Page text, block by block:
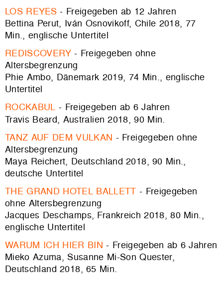
LOS REYES - Freigegeben ab 12 Jahren
Bettina Perut, Iván Osnovikoff, Chile 2018, 77
Min., englische Untertitel
REDISCOVERY- Freigegeben ohne
Altersbegrenzung
Phie Ambo, Dänemark 2019, 74 Min., englische
Untertitel
ROCKABUL - Freigegeben ab 6 Jahren
Travis Beard, Australien 2018, 90 Min
TANZ AUF DEM VULKAN - Freigegeben ohne
Altersbegrenzung
Maya Reichert, Deutschland 2018, 90 Min.,
deutsche Untertitel
THE GRAND HOTEL BALLETT - Freigegeben
ohne Altersbegrenzung
Jacques Deschamps, Frankreich 2018, 80 Min.,
englische Untertitel
WARUM ICH HIER BIN - Freigegeben ab 6 Jahren
Mieko Azuma, Susanne Mi-Son Quester,
Deutschland 2018, 65 Min.